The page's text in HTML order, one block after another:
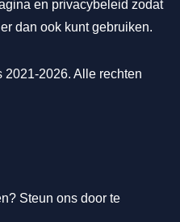
en privacybeleid zodat
dan ook kunt gebruiken.
2026. Alle rechten
Steun ons door te